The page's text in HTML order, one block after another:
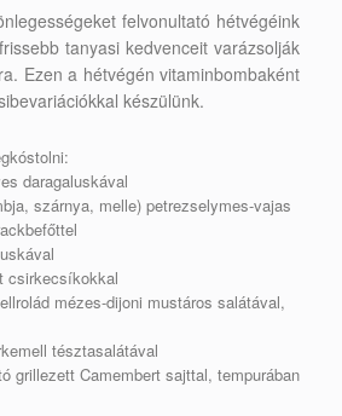
felvonultató hétvégéink
tanyasi kedvenceit varázsolják
Ezen a hétvégén vitaminbombaként
készülünk.
daragaluskával
szárnya, melle) petrezselymes-vajas
csirkecsíkokkal
mézes-dijoni mustáros salátával,
tésztasalátával
grillezett Camembert sajttal, tempurában